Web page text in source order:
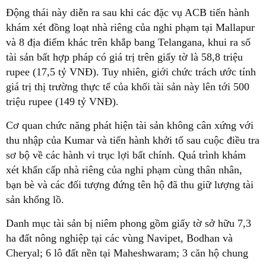
Động thái này diễn ra sau khi các đặc vụ ACB tiến hành
khám xét đồng loạt nhà riêng của nghi phạm tại Mallapur
và 8 địa điểm khác trên khắp bang Telangana, khui ra số
tài sản bất hợp pháp có giá trị trên giấy tờ là 58,8 triệu
rupee (17,5 tỷ VNĐ). Tuy nhiên, giới chức trách ước tính
giá trị thị trường thực tế của khối tài sản này lên tới 500
triệu rupee (149 tỷ VNĐ).
Cơ quan chức năng phát hiện tài sản không cân xứng với
thu nhập của Kumar và tiến hành khởi tố sau cuộc điều tra
sơ bộ về các hành vi trục lợi bất chính. Quá trình khám
xét khẩn cấp nhà riêng của nghi phạm cùng thân nhân,
bạn bè và các đối tượng đứng tên hộ đã thu giữ lượng tài
sản khổng lồ.
Danh mục tài sản bị niêm phong gồm giấy tờ sở hữu 7,3
ha đất nông nghiệp tại các vùng Navipet, Bodhan và
Cheryal; 6 lô đất nền tại Maheshwaram; 3 căn hộ chung